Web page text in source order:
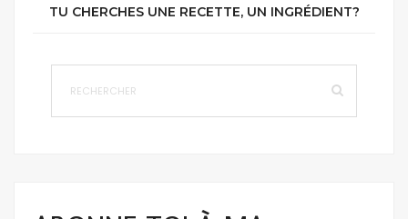
TU CHERCHES UNE RECETTE, UN INGRÉDIENT?